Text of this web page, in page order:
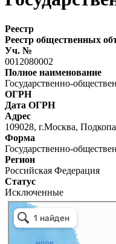
Реестр
Реестр общественных
Уч. №
0012080002
Полное наименование
Государственно-
ОГРН
Дата ОГРН
Адрес
109028, г.Москва,
Форма
Государственно-
Регион
Российская Федерация
Статус
Исключенные